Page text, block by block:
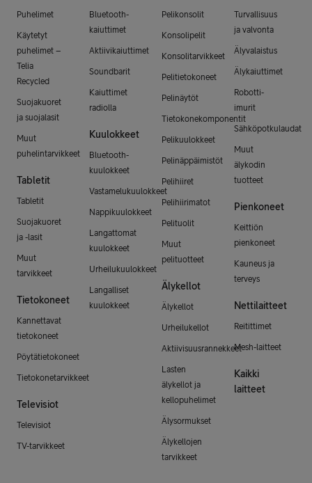
Puhelimet
Käytetyt
puhelimet –
Telia
Recycled
Suojakuoret
ja suojalasit
Muut
puhelintarvikkeet
Tabletit
Tabletit
Suojakuoret
ja -lasit
Muut
tarvikkeet
Tietokoneet
Kannettavat
tietokoneet
Pöytätietokoneet
Tietokonetarvikkeet
Televisiot
Televisiot
TV-tarvikkeet
Bluetooth-
kaiuttimet
Aktiivikaiuttimet
Soundbarit
Kaiuttimet
radiolla
Kuulokkeet
Bluetooth-
kuulokkeet
Vastamelukuulokkeet
Nappikuulokkeet
Langattomat
kuulokkeet
Urheilukuulokkeet
Langalliset
kuulokkeet
Pelikonsolit
Konsolipelit
Konsolitarvikkeet
Pelitietokoneet
Pelinäytöt
Tietokonekomponentit
Pelikuulokkeet
Pelinäppäimistöt
Pelihiiret
Pelihiirimatot
Pelituolit
Muut
pelituotteet
Älykellot
Älykellot
Urheilukellot
Aktiivisuusrannekkeet
Lasten
älykellot ja
kellopuhelimet
Älysormukset
Älykellojen
tarvikkeet
Turvallisuus
ja valvonta
Älyvalaistus
Älykaiuttimet
Robotti-
imurit
Sähköpotkulaudat
Muut
älykodin
tuotteet
Pienkoneet
Keittiön
pienkoneet
Kauneus ja
terveys
Nettilaitteet
Reitittimet
Mesh-laitteet
Kaikki
laitteet